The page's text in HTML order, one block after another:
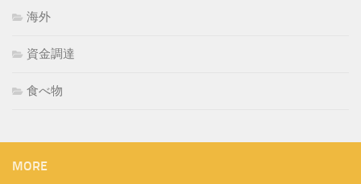
海外
資金調達
食べ物
MORE